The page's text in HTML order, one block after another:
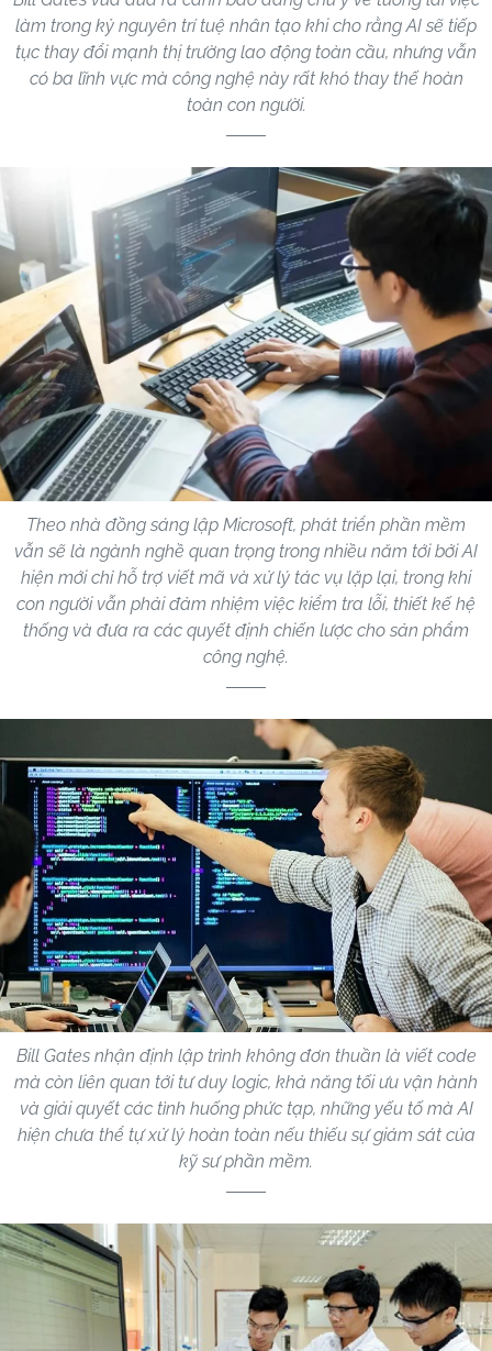
làm trong kỷ nguyên trí tuệ nhân tạo khi cho rằng AI sẽ tiếp
tục thay đổi mạnh thị trường lao động toàn cầu, nhưng vẫn
có ba lĩnh vực mà công nghệ này rất khó thay thế hoàn
toàn con người.
Theo nhà đồng sáng lập Microsoft, phát triển phần mềm
vẫn sẽ là ngành nghề quan trọng trong nhiều năm tới bởi AI
hiện mới chỉ hỗ trợ viết mã và xử lý tác vụ lặp lại, trong khi
con người vẫn phải đảm nhiệm việc kiểm tra lỗi, thiết kế hệ
thống và đưa ra các quyết định chiến lược cho sản phẩm
công nghệ.
Bill Gates nhận định lập trình không đơn thuần là viết code
mà còn liên quan tới tư duy logic, khả năng tối ưu vận hành
và giải quyết các tình huống phức tạp, những yếu tố mà AI
hiện chưa thể tự xử lý hoàn toàn nếu thiếu sự giám sát của
kỹ sư phần mềm.